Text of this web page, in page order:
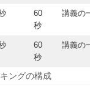
60
秒
講義の
60
秒
講義の
ングの構成